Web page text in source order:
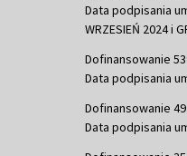
Data podpisania
WRZESIEŃ 2024 i
Dofinansowanie
Data podpisania
Dofinansowanie 49
Data podpisania